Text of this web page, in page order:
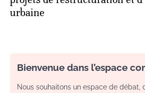
urbaine
Bienvenue dans l’espace
Nous souhaitons un espace de débat,